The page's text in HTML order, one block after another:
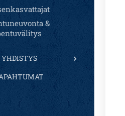
&
YHDISTYS